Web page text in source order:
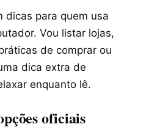
dicas para quem usa
Vou listar lojas,
de comprar ou
dica extra de
enquanto lê.
oficiais